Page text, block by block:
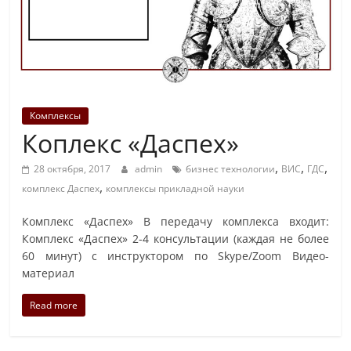
Комплексы
Коплекс «Даспех»
28 октября, 2017 admin бизнес технологии, ВИС, ГДС,
комплекс Даспех, комплексы прикладной науки
Комплекс «Даспех» В передачу комплекса входит:
Комплекс «Даспех» 2-4 консультации (каждая не более
60 минут) с инструктором по Skype/Zoom Видео-
материал
Read more